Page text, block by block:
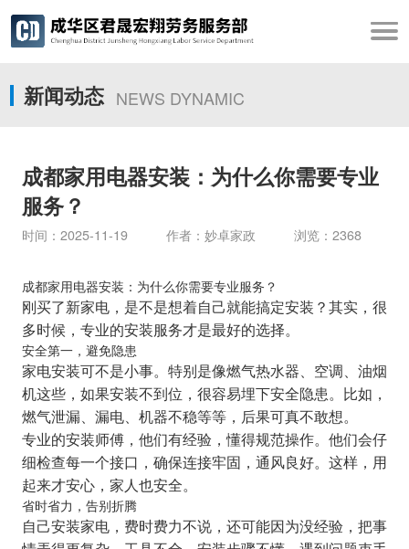
新闻动态 NEWS DYNAMIC
成都家用电器安装：为什么你需要专业
服务？
时间：2025-11-19 作者：妙卓家政 浏览：2368
成都家用电器安装：为什么你需要专业服务？
刚买了新家电，是不是想着自己就能搞定安装？其实，很
多时候，专业的安装服务才是最好的选择。
安全第一，避免隐患
家电安装可不是小事。特别是像燃气热水器、空调、油烟
机这些，如果安装不到位，很容易埋下安全隐患。比如，
燃气泄漏、漏电、机器不稳等等，后果可真不敢想。
专业的安装师傅，他们有经验，懂得规范操作。他们会仔
细检查每一个接口，确保连接牢固，通风良好。这样，用
起来才安心，家人也安全。
省时省力，告别折腾
自己安装家电，费时费力不说，还可能因为没经验，把事